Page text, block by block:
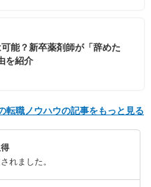
能？新卒薬剤師が「辞めた
を紹介
転職ノウハウの記事をもっと見る
れました。